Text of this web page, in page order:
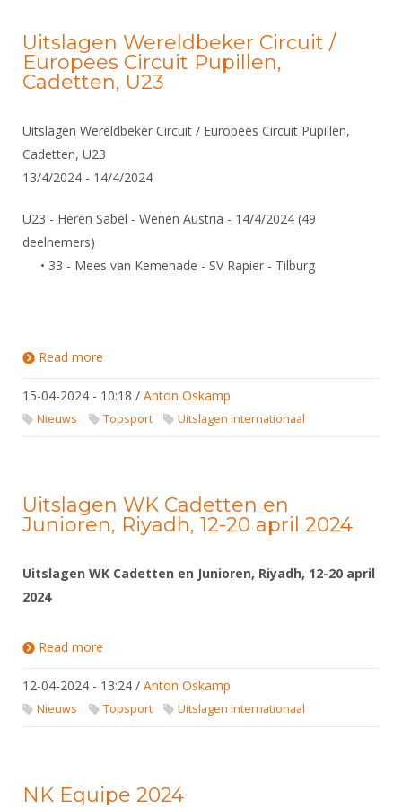
Uitslagen Wereldbeker Circuit /
Europees Circuit Pupillen,
Cadetten, U23
Uitslagen Wereldbeker Circuit / Europees Circuit Pupillen,
Cadetten, U23
13/4/2024 - 14/4/2024
U23 - Heren Sabel - Wenen Austria - 14/4/2024 (49
deelnemers)
• 33 - Mees van Kemenade - SV Rapier - Tilburg
Read more
15-04-2024 - 10:18 / Anton Oskamp
Nieuws Topsport Uitslagen internationaal
Uitslagen WK Cadetten en
Junioren, Riyadh, 12-20 april 2024
Uitslagen WK Cadetten en Junioren, Riyadh, 12-20 april
2024
Read more
12-04-2024 - 13:24 / Anton Oskamp
Nieuws Topsport Uitslagen internationaal
NK Equipe 2024